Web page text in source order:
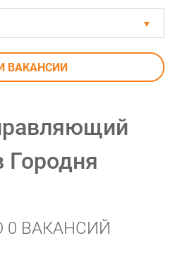
ВАКАНСИИ
Городня
0 ВАКАНСИЙ